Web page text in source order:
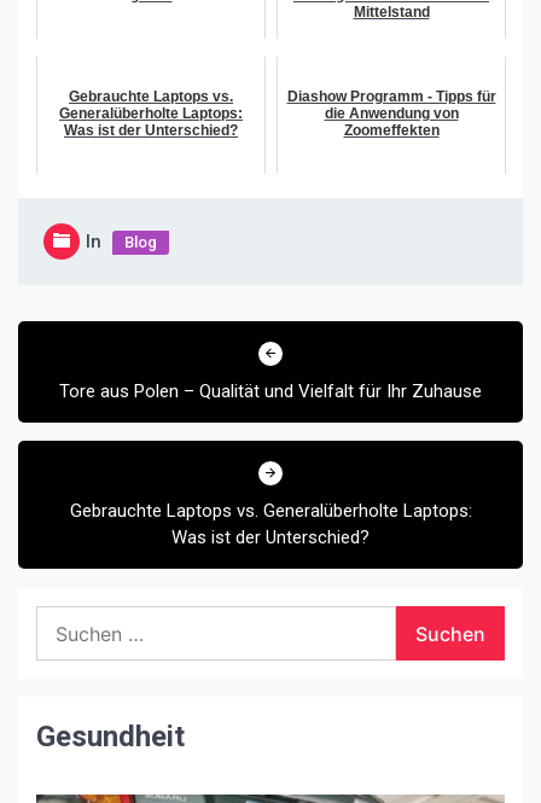
Mittelstand
Gebrauchte Laptops vs.
Generalüberholte Laptops:
Was ist der Unterschied?
Diashow Programm - Tipps für
die Anwendung von
Zoomeffekten
In Blog
Beitragsnavigation
Tore aus Polen – Qualität und Vielfalt für Ihr Zuhause
Gebrauchte Laptops vs. Generalüberholte Laptops:
Was ist der Unterschied?
nach:
Gesundheit